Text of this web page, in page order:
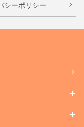
シーポリシー